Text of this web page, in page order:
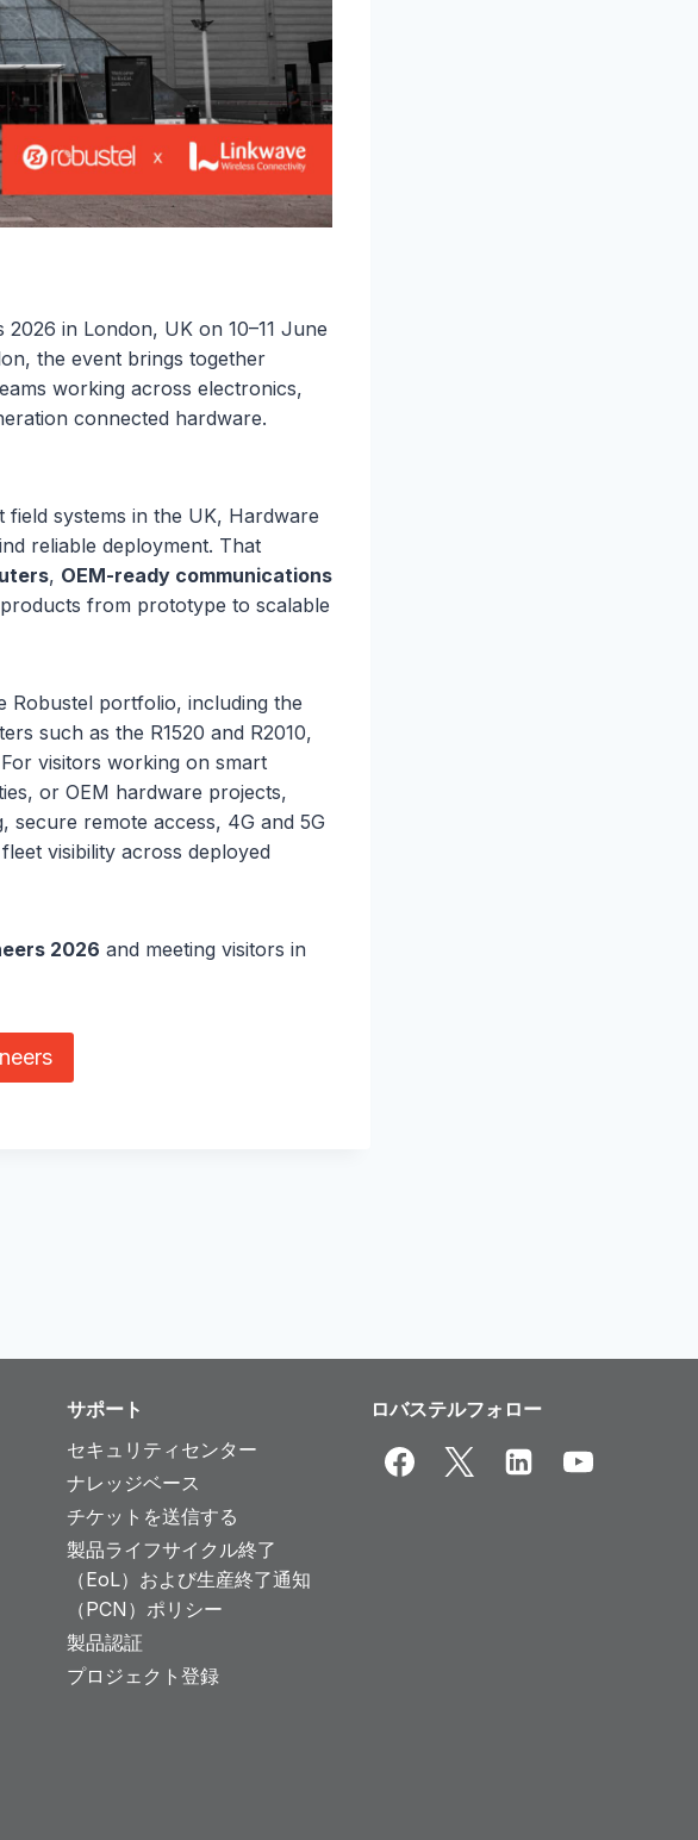
in London, UK on 10–11 June
the event brings together
working across electronics,
connected hardware.
field systems in the UK, Hardware
reliable deployment. That
, OEM-ready communications
from prototype to scalable
Robustel portfolio, including the
such as the R1520 and R2010,
visitors working on smart
or OEM hardware projects,
secure remote access, 4G and 5G
visibility across deployed
2026 and meeting visitors in
サポート
セキュリティセンター
ナレッジベース
チケットを送信する
製品ライフサイクル終了
（EoL）および生産終了通知
（PCN）ポリシー
製品認証
プロジェクト登録
ロバステルフォロー